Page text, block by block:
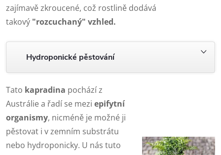
zajímavě zkroucené, což rostlině dodává
takový "rozcuchaný" vzhled.
Hydroponické pěstování
Tato kapradina pochází z
Austrálie a řadí se mezi epifytní
organismy, nicméně je možné ji
pěstovat i v zemním substrátu
nebo hydroponicky. U nás tuto